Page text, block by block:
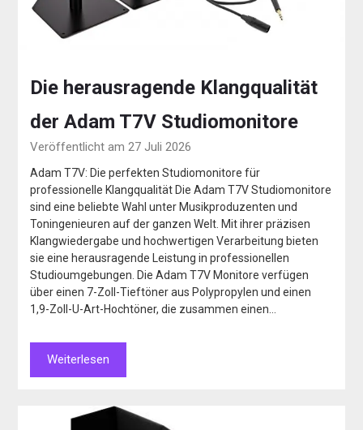
Die herausragende Klangqualität
der Adam T7V Studiomonitore
Veröffentlicht am 27 Juli 2026
Adam T7V: Die perfekten Studiomonitore für
professionelle Klangqualität Die Adam T7V Studiomonitore
sind eine beliebte Wahl unter Musikproduzenten und
Toningenieuren auf der ganzen Welt. Mit ihrer präzisen
Klangwiedergabe und hochwertigen Verarbeitung bieten
sie eine herausragende Leistung in professionellen
Studioumgebungen. Die Adam T7V Monitore verfügen
über einen 7-Zoll-Tieftöner aus Polypropylen und einen
1,9-Zoll-U-Art-Hochtöner, die zusammen einen…
Weiterlesen